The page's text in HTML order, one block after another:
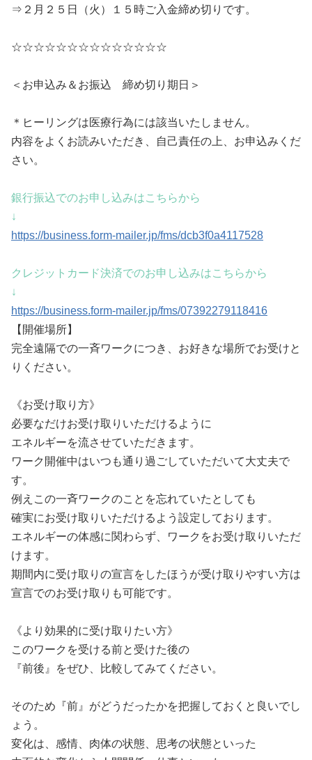
⇒２月２５日（火）１５時ご入金締め切りです。
☆☆☆☆☆☆☆☆☆☆☆☆☆☆
＜お申込み＆お振込 締め切り期日＞
＊ヒーリングは医療行為には該当いたしません。
内容をよくお読みいただき、自己責任の上、お申込みくだ
さい。
銀行振込でのお申し込みはこちらから
↓
https://business.form-mailer.jp/fms/dcb3f0a4117528
クレジットカード決済でのお申し込みはこちらから
↓
https://business.form-mailer.jp/fms/07392279118416
【開催場所】
完全遠隔での一斉ワークにつき、お好きな場所でお受けと
りください。
《お受け取り方》
必要なだけお受け取りいただけるように
エネルギーを流させていただきます。
ワーク開催中はいつも通り過ごしていただいて大丈夫で
す。
例えこの一斉ワークのことを忘れていたとしても
確実にお受け取りいただけるよう設定しております。
エネルギーの体感に関わらず、ワークをお受け取りいただ
けます。
期間内に受け取りの宣言をしたほうが受け取りやすい方は
宣言でのお受け取りも可能です。
《より効果的に受け取りたい方》
このワークを受ける前と受けた後の
『前後』をぜひ、比較してみてください。
そのため『前』がどうだったかを把握しておくと良いでし
ょう。
変化は、感情、肉体の状態、思考の状態といった